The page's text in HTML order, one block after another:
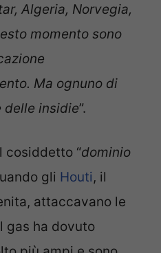
Algeria, Norvegia,
momento sono
Ma ognuno di
delle insidie”.
cosiddetto “dominio
gli Houti, il
attaccavano le
gas ha dovuto